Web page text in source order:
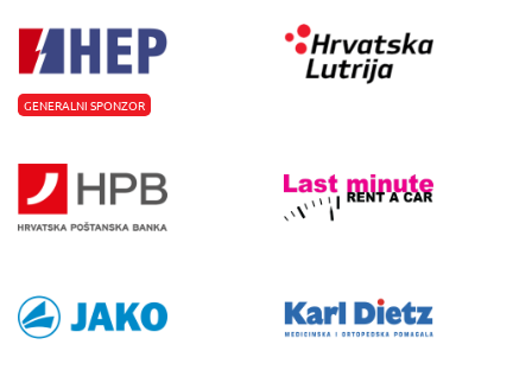
GENERALNI SPONZOR